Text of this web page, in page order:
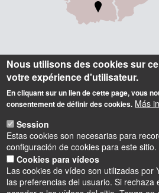
Informations
Contact
Accueil
Tel. : +33 (0) 2 38 41 71 71
Adresse postale
Château de la Source
Avenue du Parc Floral
BP 6749
45067 Orléans Cedex 2 - France
Nous utilisons des cookies sur
votre expérience d'utilisateur.
En cliquant sur un lien de cette page, vous
consentement de définir des cookies. Más
Session
Estas cookies son necesarias para
configuración de cookies para este sitio.
Cookies para vídeos
Las cookies de vídeo son utilizadas por
las preferencias del usuario. Si rechaza